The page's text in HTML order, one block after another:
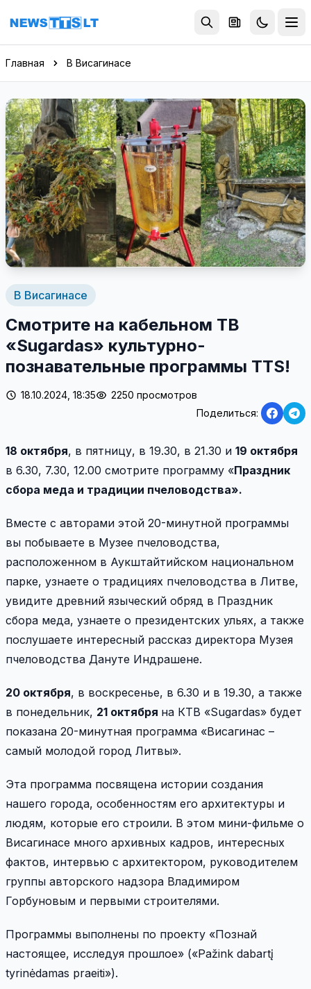
Перейти к содержимому
Главная В Висагинасе
В Висагинасе
Смотрите на кабельном ТВ
«Sugardas» культурно-
познавательные программы TTS!
18.10.2024, 18:35
2250 просмотров
Поделиться:
18 октября, в пятницу, в 19.30, в 21.30 и 19 октября
в 6.30, 7.30, 12.00 смотрите программу «Праздник
сбора меда и традиции пчеловодства».
Вместе с авторами этой 20-минутной программы
вы побываете в Музее пчеловодства,
расположенном в Аукштайтийском национальном
парке, узнаете о традициях пчеловодства в Литве,
увидите древний языческий обряд в Праздник
сбора меда, узнаете о президентских ульях, а также
послушаете интересный рассказ директора Музея
пчеловодства Дануте Индрашене.
20 октября, в воскресенье, в 6.30 и в 19.30, а также
в понедельник, 21 октября на КТВ «Sugardas» будет
показана 20-минутная программа «Висагинас –
самый молодой город Литвы».
Эта программа посвящена истории создания
нашего города, особенностям его архитектуры и
людям, которые его строили. В этом мини-фильме о
Висагинасе много архивных кадров, интересных
фактов, интервью с архитектором, руководителем
группы авторского надзора Владимиром
Горбуновым и первыми строителями.
Программы выполнены по проекту «Познай
настоящее, исследуя прошлое» («Pažink dabartį
tyrinėdamas praeiti»).